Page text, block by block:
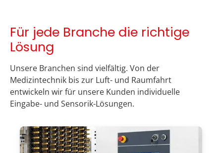
Für jede Branche die richtige
Lösung
Unsere Branchen sind vielfältig. Von der
Medizintechnik bis zur Luft- und Raumfahrt
entwickeln wir für unsere Kunden individuelle
Eingabe- und Sensorik-Lösungen.